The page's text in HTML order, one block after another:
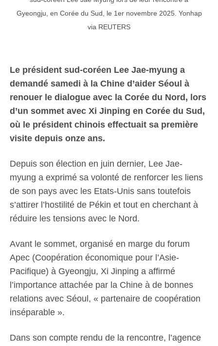
Gyeongju, en Corée du Sud, le 1er novembre 2025. Yonhap
via REUTERS
Le président sud-coréen Lee Jae-myung a
demandé samedi à la Chine d’aider Séoul à
renouer le dialogue avec la Corée du Nord, lors
d’un sommet avec Xi Jinping en Corée du Sud,
où le président chinois effectuait sa première
visite depuis onze ans.
Depuis son élection en juin dernier, Lee Jae-
myung a exprimé sa volonté de renforcer les liens
de son pays avec les Etats-Unis sans toutefois
s’attirer l’hostilité de Pékin et tout en cherchant à
réduire les tensions avec le Nord.
Avant le sommet, organisé en marge du forum
Apec (Coopération économique pour l’Asie-
Pacifique) à Gyeongju, Xi Jinping a affirmé
l’importance attachée par la Chine à de bonnes
relations avec Séoul, « partenaire de coopération
inséparable ».
Dans son compte rendu de la rencontre, l’agence